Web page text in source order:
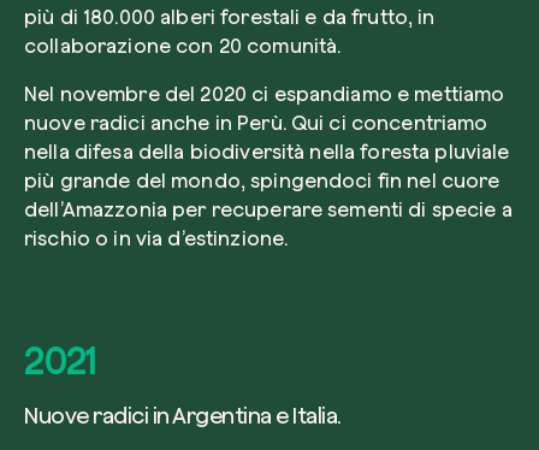
più di 180.000 alberi forestali e da frutto, in
collaborazione con 20 comunità.
Nel novembre del 2020 ci espandiamo e mettiamo
nuove radici anche in Perù. Qui ci concentriamo
nella difesa della biodiversità nella foresta pluviale
più grande del mondo, spingendoci fin nel cuore
dell’Amazzonia per recuperare sementi di specie a
rischio o in via d’estinzione.
2021
Nuove radici in Argentina e Italia.